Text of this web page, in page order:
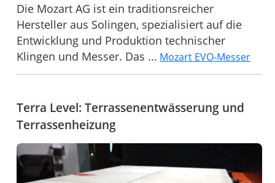
Die Mozart AG ist ein traditionsreicher
Hersteller aus Solingen, spezialisiert auf die
Entwicklung und Produktion technischer
Klingen und Messer. Das ... Mozart EVO-Messer
Terra Level: Terrassenentwässerung und
Terrassenheizung